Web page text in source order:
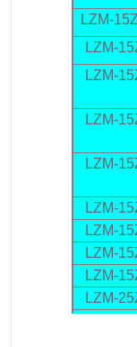
LZM-
LZM-
LZM-
LZM-
LZM-
LZM-
LZM-
LZM-
LZM-
LZM-